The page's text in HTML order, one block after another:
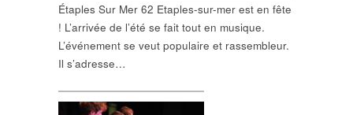
Étaples Sur Mer 62 Etaples-sur-mer est en fête
! L’arrivée de l’été se fait tout en musique.
L’événement se veut populaire et rassembleur.
Il s’adresse…